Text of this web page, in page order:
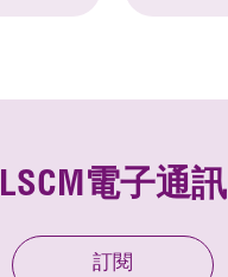
LSCM電子通訊
訂閱